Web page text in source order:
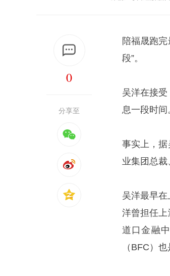
0
分享至
陪福晟跑
段”。
吴洋在接
息一段时间
事实上，
业集团总裁
吴洋最早
洋曾担任
道口金融
（BFC）